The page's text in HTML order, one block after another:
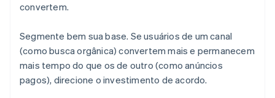
convertem.
Segmente bem sua base. Se usuários de um canal
(como busca orgânica) convertem mais e permanecem
mais tempo do que os de outro (como anúncios
pagos), direcione o investimento de acordo.